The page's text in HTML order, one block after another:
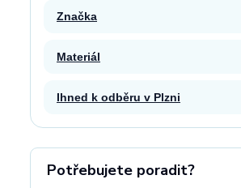
Značka
Materiál
Ihned k odběru v Plzni
Potřebujete poradit?